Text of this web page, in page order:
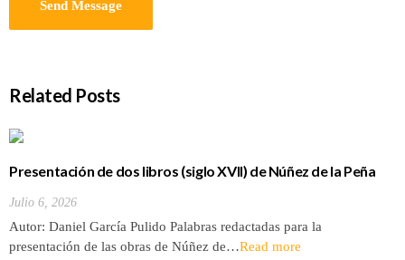
Related Posts
Presentación de dos libros (siglo XVII) de Núñez de la Peña
Julio 6, 2026
Autor: Daniel García Pulido Palabras redactadas para la
presentación de las obras de Núñez de…Read more